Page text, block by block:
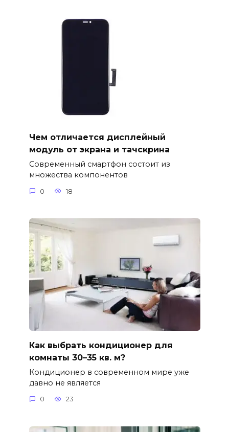
Чем отличается дисплейный
модуль от экрана и тачскрина
Современный смартфон состоит из
множества компонентов
0 18
Как выбрать кондиционер для
комнаты 30–35 кв. м?
Кондиционер в современном мире уже
давно не является
0 23